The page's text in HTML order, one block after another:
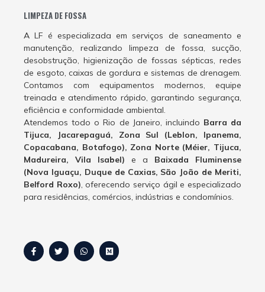
LIMPEZA DE FOSSA
A LF é especializada em serviços de saneamento e
manutenção, realizando limpeza de fossa, sucção,
desobstrução, higienização de fossas sépticas, redes
de esgoto, caixas de gordura e sistemas de drenagem.
Contamos com equipamentos modernos, equipe
treinada e atendimento rápido, garantindo segurança,
eficiência e conformidade ambiental.
Atendemos todo o Rio de Janeiro, incluindo Barra da
Tijuca, Jacarepaguá, Zona Sul (Leblon, Ipanema,
Copacabana, Botafogo), Zona Norte (Méier, Tijuca,
Madureira, Vila Isabel) e a Baixada Fluminense
(Nova Iguaçu, Duque de Caxias, São João de Meriti,
Belford Roxo), oferecendo serviço ágil e especializado
para residências, comércios, indústrias e condomínios.